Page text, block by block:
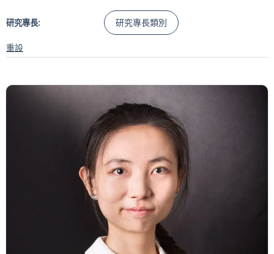
研究專長: 研究專長類別
重設